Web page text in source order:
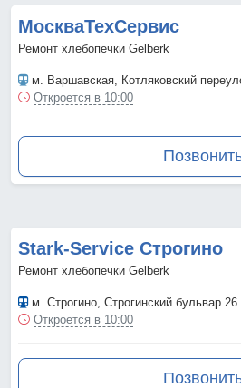
МоскваТехСервис
Ремонт хлебопечки Gelberk
м. Варшавская, Котляковский
Откроется в 10:00
Stark-Service Строгино
Ремонт хлебопечки Gelberk
м. Строгино, Строгинский бульвар 26
Откроется в 10:00